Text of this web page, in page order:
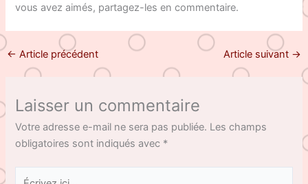
vous avez aimés, partagez-les en commentaire.
← Article précédent Article suivant →
Laisser un commentaire
Votre adresse e-mail ne sera pas publiée. Les champs
obligatoires sont indiqués avec *
Écrivez